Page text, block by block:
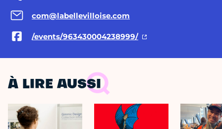
com@labellevilloise.com
/events/963430004238999/
À LIRE AUSSI